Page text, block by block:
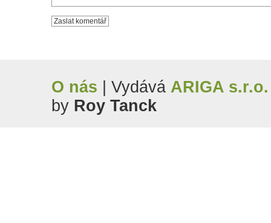
O nás | Vydává ARIGA s.r.o.
by Roy Tanck